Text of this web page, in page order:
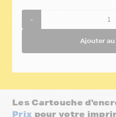
-
Ajouter
Les Cartouche
Prix pour votre